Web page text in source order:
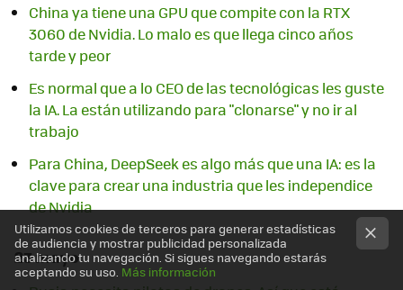
China ya tiene una GPU que compite con la RTX
3060 de Nvidia. Lo malo es que llega cinco años
tarde y peor
Es normal que a lo CEO de las tecnológicas les guste
la IA. La están utilizando para "clonarse" y no ir al
trabajo
Para China, DeepSeek es algo más que una IA: es la
clave para crear una industria que les independice
de Nvidia
23 mayo
Utilizamos cookies de terceros para generar estadísticas
de audiencia y mostrar publicidad personalizada
analizando tu navegación. Si sigues navegando estarás
aceptando su uso. Más información